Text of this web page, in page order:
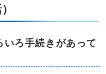
ろ手続きがあって